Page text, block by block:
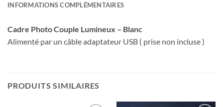
INFORMATIONS COMPLÉMENTAIRES
Cadre Photo Couple Lumineux – Blanc
Alimenté par un câble adaptateur USB ( prise non incluse )
PRODUITS SIMILAIRES